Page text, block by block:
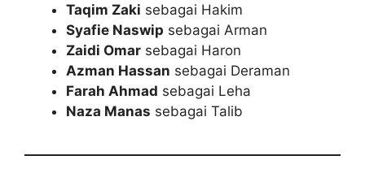
Taqim Zaki sebagai Hakim
Syafie Naswip sebagai Arman
Zaidi Omar sebagai Haron
Azman Hassan sebagai Deraman
Farah Ahmad sebagai Leha
Naza Manas sebagai Talib